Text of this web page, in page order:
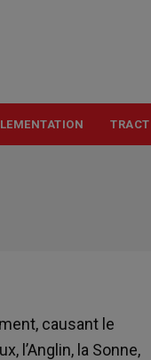
causant le
l’Anglin, la Sonne,